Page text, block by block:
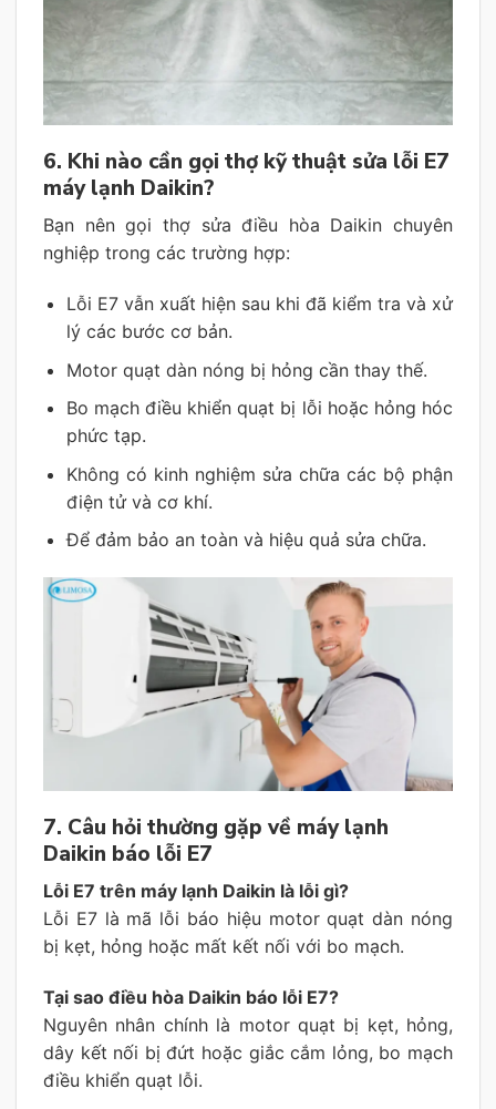
6. Khi nào cần gọi thợ kỹ thuật sửa lỗi E7
máy lạnh Daikin?
Bạn nên gọi thợ sửa điều hòa Daikin chuyên
nghiệp trong các trường hợp:
Lỗi E7 vẫn xuất hiện sau khi đã kiểm tra và xử
lý các bước cơ bản.
Motor quạt dàn nóng bị hỏng cần thay thế.
Bo mạch điều khiển quạt bị lỗi hoặc hỏng hóc
phức tạp.
Không có kinh nghiệm sửa chữa các bộ phận
điện tử và cơ khí.
Để đảm bảo an toàn và hiệu quả sửa chữa.
7. Câu hỏi thường gặp về máy lạnh
Daikin báo lỗi E7
Lỗi E7 trên máy lạnh Daikin là lỗi gì?
Lỗi E7 là mã lỗi báo hiệu motor quạt dàn nóng
bị kẹt, hỏng hoặc mất kết nối với bo mạch.
Tại sao điều hòa Daikin báo lỗi E7?
Nguyên nhân chính là motor quạt bị kẹt, hỏng,
dây kết nối bị đứt hoặc giắc cắm lỏng, bo mạch
điều khiển quạt lỗi.